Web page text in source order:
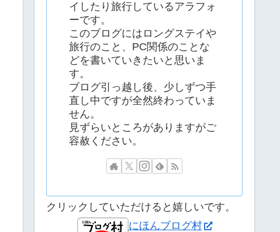
イしたり旅行しているアラフォ
ーです。
このブログにはロングステイや
旅行のこと、PC関係のことな
どを書いていきたいと思いま
す。
ブログ引っ越し後、少しずつ手
直し中ですが全然終わっていま
せん。
見ずらいところがありますがご
容赦ください。
クリックしていただけると嬉しいです。
にほんブログ村